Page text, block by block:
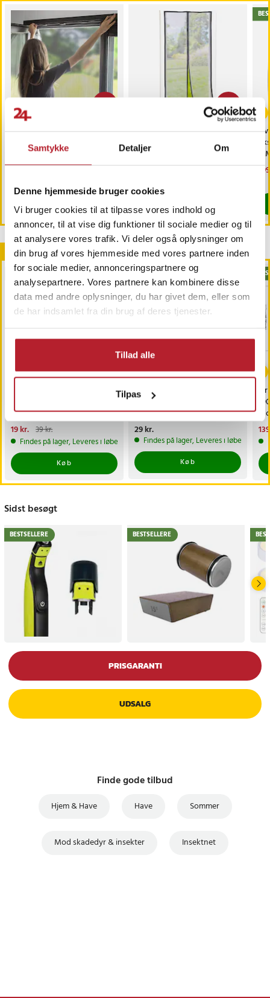
Samtykke Detaljer Om
Denne hjemmeside bruger cookies
Vi bruger cookies til at tilpasse vores indhold og
annoncer, til at vise dig funktioner til sociale medier og til
at analysere vores trafik. Vi deler også oplysninger om
din brug af vores hjemmeside med vores partnere inden
for sociale medier, annonceringspartnere og
analysepartnere. Vores partnere kan kombinere disse
data med andre oplysninger, du har givet dem, eller som
de har indsamlet fra din brug af deres tjenester.
Tillad alle
Tilpas
130x150cm - sort
Køb
50%
insektnet til dør
Mørkegrå - Ekstra stærk
Køb
Andre købte også
BESTSELLERE
skiftet det?
Nuværende pris
19 kr.Tidligere pris:39 kr.
19 kr. 39 kr.
Findes på lager, Leveres i løbet af 1-2 hverdage
Køb
BESTSELLERE
Hængselsplade 90×90
mm 2-pak /
reparationsplade i rustfrit
stål til hængsler /
hængselreparation til skabe
Pris:29 kr.
29 kr.
Findes på lager, Leveres i løbet af 1-2
Køb
Sidst besøgt
BESTSELLERE BESTSELLERE
PRISGARANTI
UDSALG
Finde gode tilbud
Hjem & Have Have Sommer
Mod skadedyr & insekter Insektnet